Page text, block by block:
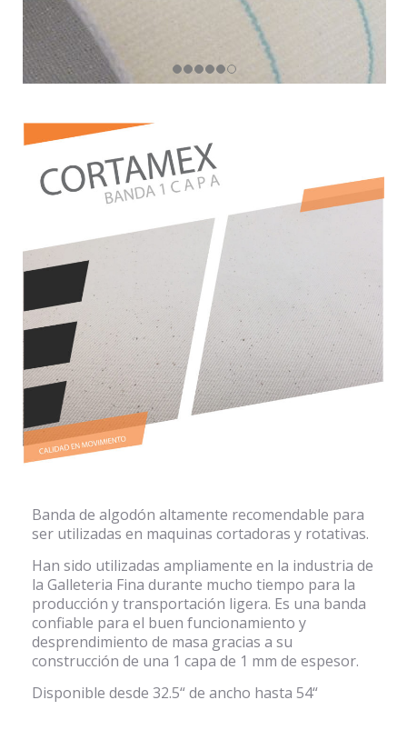
Banda de algodón altamente recomendable para
ser utilizadas en maquinas cortadoras y rotativas.
Han sido utilizadas ampliamente en la industria de
la Galleteria Fina durante mucho tiempo para la
producción y transportación ligera. Es una banda
confiable para el buen funcionamiento y
desprendimiento de masa gracias a su
construcción de una 1 capa de 1 mm de espesor.
Disponible desde 32.5“ de ancho hasta 54“